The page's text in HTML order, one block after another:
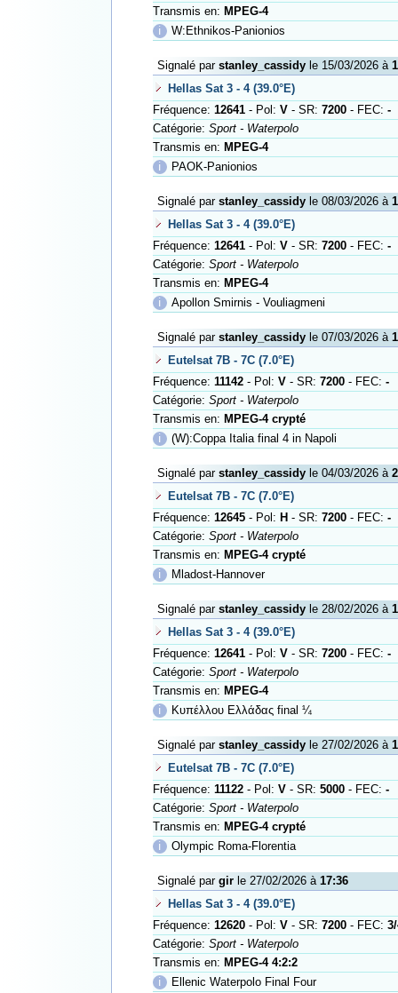
Transmis en: MPEG-4
ℹ
W:Ethnikos-Panionios
Signalé par stanley_cassidyle 15/03/2026 à
Hellas Sat 3 - 4 (39.0°E)
Fréquence: 12641- Pol: V- SR: 7200- FEC: -
Catégorie: Sport - Waterpolo
Transmis en: MPEG-4
ℹ
PAOK-Panionios
Signalé par stanley_cassidyle 08/03/2026 à
Hellas Sat 3 - 4 (39.0°E)
Fréquence: 12641- Pol: V- SR: 7200- FEC: -
Catégorie: Sport - Waterpolo
Transmis en: MPEG-4
ℹ
Apollon Smirnis - Vouliagmeni
Signalé par stanley_cassidyle 07/03/2026 à
Eutelsat 7B - 7C (7.0°E)
Fréquence: 11142- Pol: V- SR: 7200- FEC: -
Catégorie: Sport - Waterpolo
Transmis en: MPEG-4 crypté
ℹ
(W):Coppa Italia final 4 in Napoli
Signalé par stanley_cassidyle 04/03/2026 à
Eutelsat 7B - 7C (7.0°E)
Fréquence: 12645- Pol: H - SR: 7200- FEC: -
Catégorie: Sport - Waterpolo
Transmis en: MPEG-4 crypté
ℹ
Mladost-Hannover
Signalé par stanley_cassidyle 28/02/2026 à
Hellas Sat 3 - 4 (39.0°E)
Fréquence: 12641- Pol: V- SR: 7200- FEC: -
Catégorie: Sport - Waterpolo
Transmis en: MPEG-4
ℹ
Κυπέλλου Ελλάδας final ¼
Signalé par stanley_cassidyle 27/02/2026 à
Eutelsat 7B - 7C (7.0°E)
Fréquence: 11122- Pol: V- SR: 5000- FEC: -
Catégorie: Sport - Waterpolo
Transmis en: MPEG-4 crypté
ℹ
Olympic Roma-Florentia
Signalé par girle 27/02/2026 à 17:36
Hellas Sat 3 - 4 (39.0°E)
Fréquence: 12620- Pol: V- SR: 7200- FEC:
Catégorie: Sport - Waterpolo
Transmis en: MPEG-4 4:2:2
ℹ
Ellenic Waterpolo Final Four